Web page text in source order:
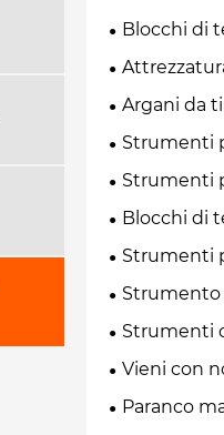
Blocchi di
Argani da
Strumenti
Strumenti
Blocchi di
Strumenti
Strumento
Strumenti
Vieni con
Paranco